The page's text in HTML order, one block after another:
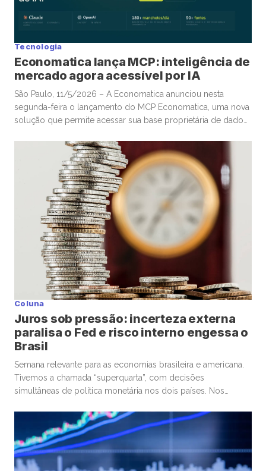
Tecnologia
Economatica lança MCP: inteligência de
mercado agora acessível por IA
São Paulo, 11/5/2026 – A Economatica anunciou nesta
segunda-feira o lançamento do MCP Economatica, uma nova
solução que permite acessar sua base proprietária de dados
Inteligência Artificial. A ferramenta, baseada no Model Context
Protocol (MCP), possibilita que clientes consultem dados de
mercado em linguagem natural diretamente […]
Coluna
Juros sob pressão: incerteza externa
paralisa o Fed e risco interno engessa o
Brasil
Semana relevante para as economias brasileira e americana.
Tivemos a chamada “superquarta”, com decisões
simultâneas de política monetária nos dois países. Nos
de juros. No Brasil, o Banco Central seguiu um caminho
diferente, com um corte marginal, bastante conservador.
Começando pelos Estados Unidos, o ponto […]